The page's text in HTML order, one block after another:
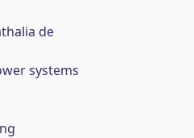
de
systems